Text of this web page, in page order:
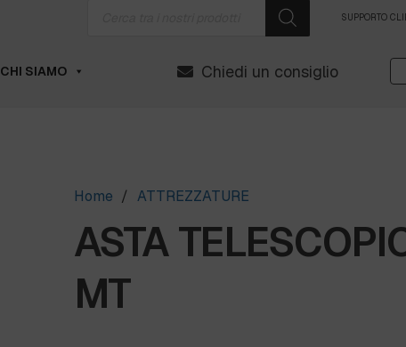
SUPPORTO
CHI SIAMO Chiedi un consiglio
Home / ATTREZZATURE
ASTA
MT